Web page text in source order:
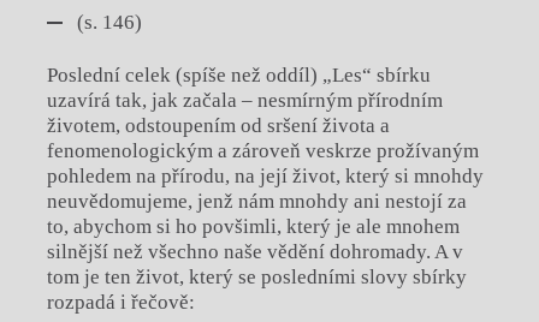
(s. 146)
Poslední celek (spíše než oddíl) „Les“ sbírku
uzavírá tak, jak začala – nesmírným přírodním
životem, odstoupením od sršení života a
fenomenologickým a zároveň veskrze prožívaným
pohledem na přírodu, na její život, který si mnohdy
neuvědomujeme, jenž nám mnohdy ani nestojí za
to, abychom si ho povšimli, který je ale mnohem
silnější než všechno naše vědění dohromady. A v
tom je ten život, který se posledními slovy sbírky
rozpadá i řečově: